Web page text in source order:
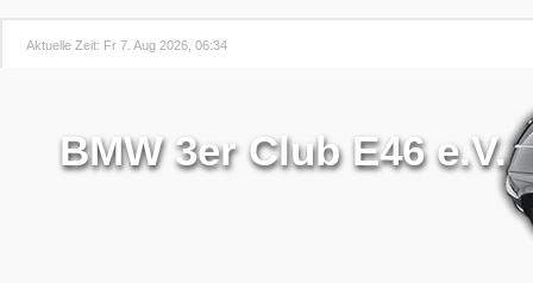
Aktuelle Zeit: Fr 7. Aug 2026, 06:34
BMW 3er Club E46 e.V.